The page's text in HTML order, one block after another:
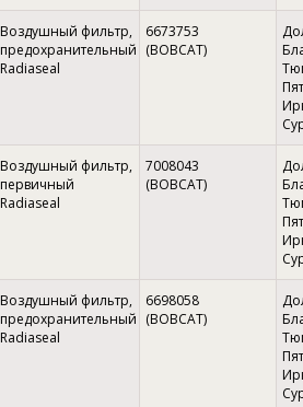
Воздушный фильтр,
предохранительный
Radiaseal
6673753
(BOBCAT)
Воздушный фильтр,
первичный
Radiaseal
7008043
(BOBCAT)
Воздушный фильтр,
предохранительный
Radiaseal
6698058
(BOBCAT)